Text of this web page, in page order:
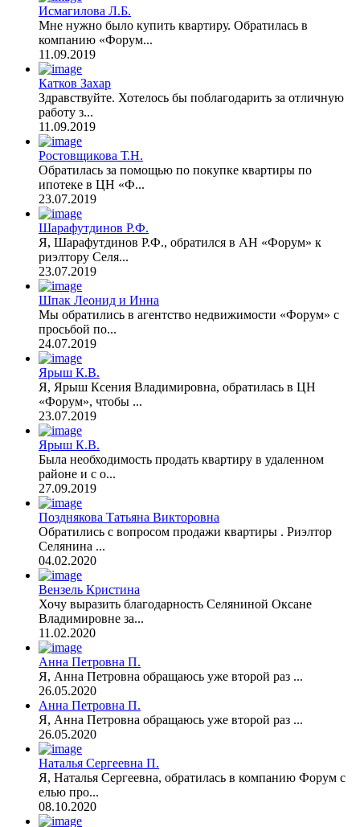
Исмагилова Л.Б.
Мне нужно было купить квартиру. Обратилась в
компанию «Форум...
11.09.2019
Катков Захар
Здравствуйте. Хотелось бы поблагодарить за отличную
работу з...
11.09.2019
Ростовщикова Т.Н.
Обратилась за помощью по покупке квартиры по
ипотеке в ЦН «Ф...
23.07.2019
Шарафутдинов Р.Ф.
Я, Шарафутдинов Р.Ф., обратился в АН «Форум» к
риэлтору Селя...
23.07.2019
Шпак Леонид и Инна
Мы обратились в агентство недвижимости «Форум» с
просьбой по...
24.07.2019
Ярыш К.В.
Я, Ярыш Ксения Владимировна, обратилась в ЦН
«Форум», чтобы ...
23.07.2019
Ярыш К.В.
Была необходимость продать квартиру в удаленном
районе и с о...
27.09.2019
Позднякова Татьяна Викторовна
Обратились с вопросом продажи квартиры . Риэлтор
Селянина ...
04.02.2020
Вензель Кристина
Хочу выразить благодарность Селяниной Оксане
Владимировне за...
11.02.2020
Анна Петровна П.
Я, Анна Петровна обращаюсь уже второй раз ...
26.05.2020
Анна Петровна П.
Я, Анна Петровна обращаюсь уже второй раз ...
26.05.2020
Наталья Сергеевна П.
Я, Наталья Сергеевна, обратилась в компанию Форум с
елью про...
08.10.2020